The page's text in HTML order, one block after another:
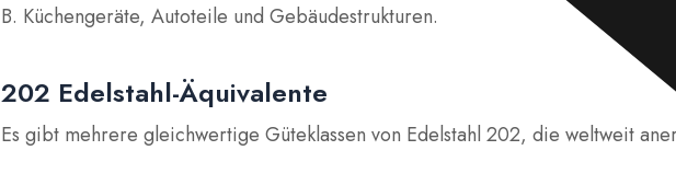
B. Küchengeräte, Autoteile und Gebäudestrukturen.
202 Edelstahl-Äquivalente
Es gibt mehrere gleichwertige Güteklassen von Edelstahl 202, die weltweit